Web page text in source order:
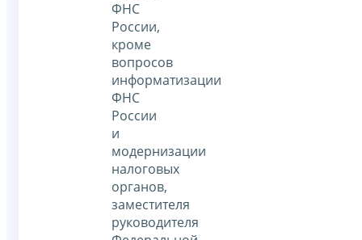
ФНС
России,
кроме
вопросов
информатизации
ФНС
России
и
модернизации
налоговых
органов,
заместителя
руководителя